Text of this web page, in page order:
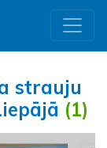
strauju
(1)